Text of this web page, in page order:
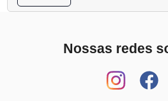
Nossas redes